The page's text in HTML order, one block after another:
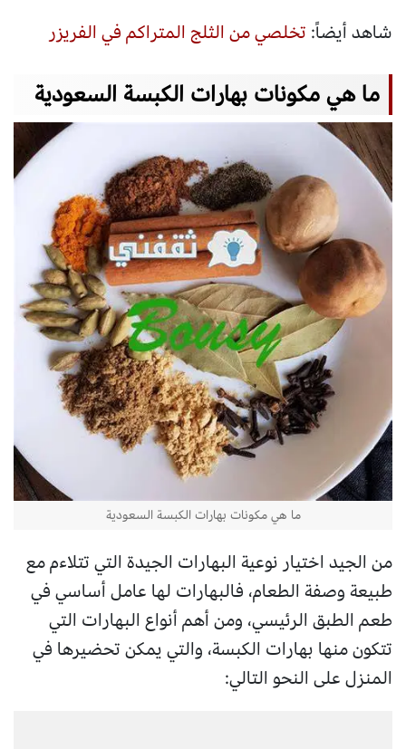
شاهد أيضاً: تخلصي من الثلج المتراكم في الفريزر
ما هي مكونات بهارات الكبسة السعودية
ما هي مكونات بهارات الكبسة السعودية
من الجيد اختيار نوعية البهارات الجيدة التي تتلاءم مع
طبيعة وصفة الطعام، فالبهارات لها عامل أساسي في
طعم الطبق الرئيسي، ومن أهم أنواع البهارات التي
تتكون منها بهارات الكبسة، والتي يمكن تحضيرها في
المنزل على النحو التالي: